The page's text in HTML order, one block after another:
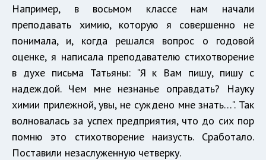
Например, в восьмом классе нам начали
преподавать химию, которую я совершенно не
понимала, и, когда решался вопрос о годовой
оценке, я написала преподавателю стихотворение
в духе письма Татьяны: "Я к Вам пишу, пишу с
надеждой. Чем мне незнанье оправдать? Науку
химии прилежной, увы, не суждено мне знать…". Так
волновалась за успех предприятия, что до сих пор
помню это стихотворение наизусть. Сработало.
Поставили незаслуженную четверку.